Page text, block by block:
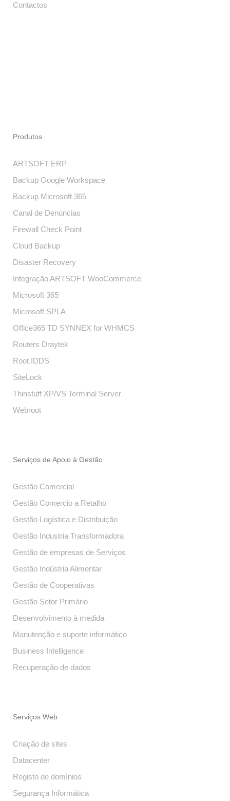
Contactos
Produtos
ARTSOFT ERP
Backup Google Workspace
Backup Microsoft 365
Canal de Denúncias
Firewall Check Point
Cloud Backup
Disaster Recovery
Integração ARTSOFT WooCommerce
Microsoft 365
Microsoft SPLA
Office365 TD SYNNEX for WHMCS
Routers Draytek
Root.IDDS
SiteLock
Thinstuff XP/VS Terminal Server
Webroot
Serviços de Apoio à Gestão
Gestão Comercial
Gestão Comercio a Retalho
Gestão Logística e Distribuição
Gestão Industria Transformadora
Gestão de empresas de Serviços
Gestão Indústria Alimentar
Gestão de Cooperativas
Gestão Setor Primário
Desenvolvimento à medida
Manutenção e suporte informático
Business Intelligence
Recuperação de dados
Serviços Web
Criação de sites
Datacenter
Registo de domínios
Segurança Informática